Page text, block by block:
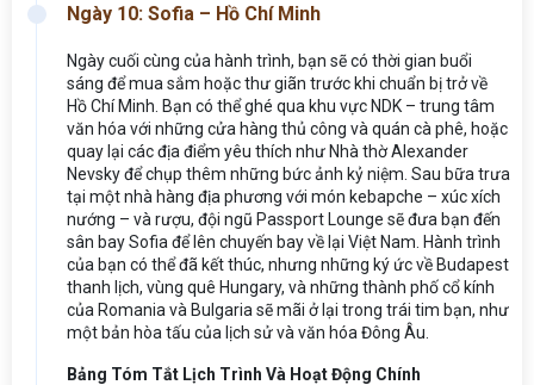
Ngày 10: Sofia – Hồ Chí Minh
Ngày cuối cùng của hành trình, bạn sẽ có thời gian buổi
sáng để mua sắm hoặc thư giãn trước khi chuẩn bị trở về
Hồ Chí Minh. Bạn có thể ghé qua khu vực NDK – trung tâm
văn hóa với những cửa hàng thủ công và quán cà phê, hoặc
quay lại các địa điểm yêu thích như Nhà thờ Alexander
Nevsky để chụp thêm những bức ảnh kỷ niệm. Sau bữa trưa
tại một nhà hàng địa phương với món kebapche – xúc xích
nướng – và rượu, đội ngũ Passport Lounge sẽ đưa bạn đến
sân bay Sofia để lên chuyến bay về lại Việt Nam. Hành trình
của bạn có thể đã kết thúc, nhưng những ký ức về Budapest
thanh lịch, vùng quê Hungary, và những thành phố cổ kính
của Romania và Bulgaria sẽ mãi ở lại trong trái tim bạn, như
một bản hòa tấu của lịch sử và văn hóa Đông Âu.
Bảng Tóm Tắt Lịch Trình Và Hoạt Động Chính